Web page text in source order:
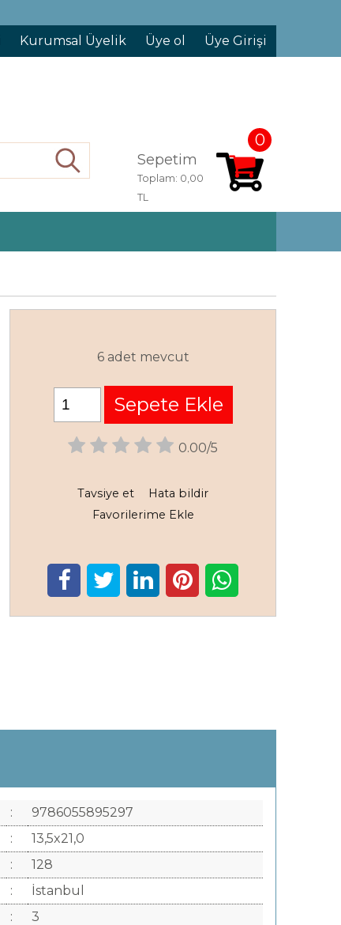
Kurumsal Üyelik Üye ol Üye Girişi
Sepetim
0
Toplam: 0,00
TL
6 adet mevcut
Sepete Ekle
0.00/5
Tavsiye et
Hata bildir
Favorilerime Ekle
:
9786055895297
:
13,5x21,0
:
128
:
İstanbul
:
3